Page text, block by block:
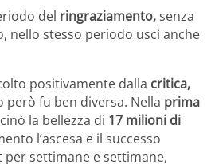
del ringraziamento,senza
nello stesso periodo uscì anche
positivamente dalla critica,
fu ben diversa. Nella prima
la bellezza di 17 milioni di
l’ascesa e il successo
settimane e settimane,